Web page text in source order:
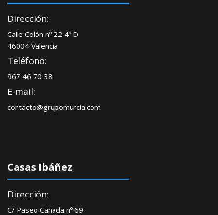
Dirección:
Calle Colón nº 22 4º D
46004 Valencia
Teléfono:
967 46 70 38
E-mail:
contacto@grupomurcia.com
Casas Ibáñez
Dirección:
C/ Paseo Cañada nº 69